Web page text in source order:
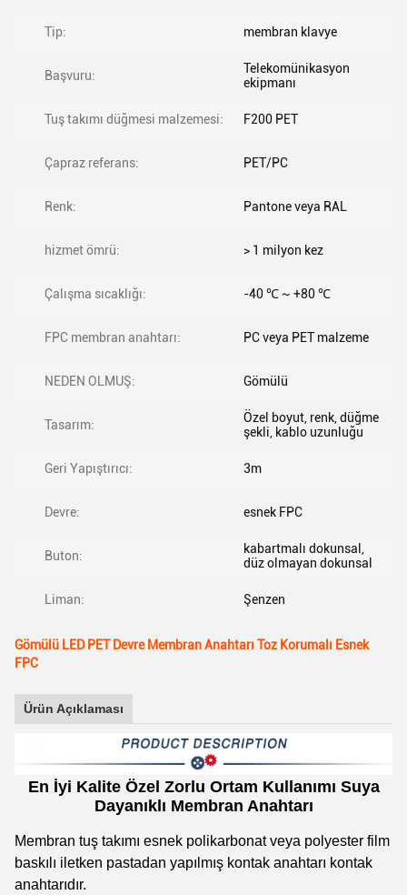
Tip: membran klavye
Başvuru:
Telekomünikasyon
ekipmanı
Tuş takımı düğmesi malzemesi: F200 PET
Çapraz referans: PET/PC
Renk: Pantone veya RAL
hizmet ömrü: > 1 milyon kez
Çalışma sıcaklığı: -40 ℃ ~ +80 ℃
FPC membran anahtarı: PC veya PET malzeme
NEDEN OLMUŞ: Gömülü
Tasarım:
Özel boyut, renk, düğme
şekli, kablo uzunluğu
Geri Yapıştırıcı: 3m
Devre: esnek FPC
Buton:
kabartmalı dokunsal,
düz olmayan dokunsal
Liman: Şenzen
Gömülü LED PET Devre Membran Anahtarı Toz Korumalı Esnek
FPC
Ürün Açıklaması
En İyi Kalite Özel Zorlu Ortam Kullanımı Suya
Dayanıklı Membran Anahtarı
Membran tuş takımı esnek polikarbonat veya polyester film
baskılı iletken pastadan yapılmış kontak anahtarı kontak
anahtarıdır.